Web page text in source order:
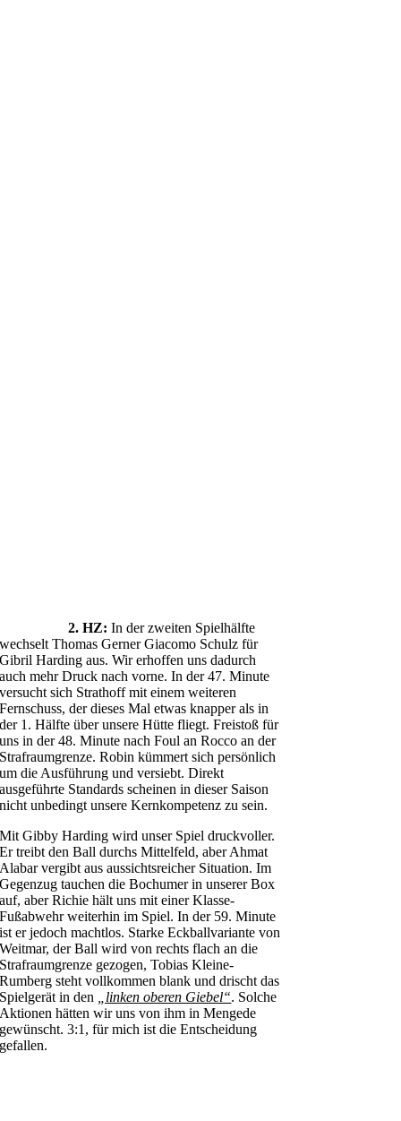
2. HZ: In der zweiten Spielhälfte
wechselt Thomas Gerner Giacomo Schulz für
Gibril Harding aus. Wir erhoffen uns dadurch
auch mehr Druck nach vorne. In der 47. Minute
versucht sich Strathoff mit einem weiteren
Fernschuss, der dieses Mal etwas knapper als in
der 1. Hälfte über unsere Hütte fliegt. Freistoß für
uns in der 48. Minute nach Foul an Rocco an der
Strafraumgrenze. Robin kümmert sich persönlich
um die Ausführung und versiebt. Direkt
ausgeführte Standards scheinen in dieser Saison
nicht unbedingt unsere Kernkompetenz zu sein.
Mit Gibby Harding wird unser Spiel druckvoller.
Er treibt den Ball durchs Mittelfeld, aber Ahmat
Alabar vergibt aus aussichtsreicher Situation. Im
Gegenzug tauchen die Bochumer in unserer Box
auf, aber Richie hält uns mit einer Klasse-
Fußabwehr weiterhin im Spiel. In der 59. Minute
ist er jedoch machtlos. Starke Eckballvariante von
Weitmar, der Ball wird von rechts flach an die
Strafraumgrenze gezogen, Tobias Kleine-
Rumberg steht vollkommen blank und drischt das
Spielgerät in den
„linken oberen Giebel“. Solche
Aktionen hätten wir uns von ihm in Mengede
gewünscht. 3:1, für mich ist die Entscheidung
gefallen.